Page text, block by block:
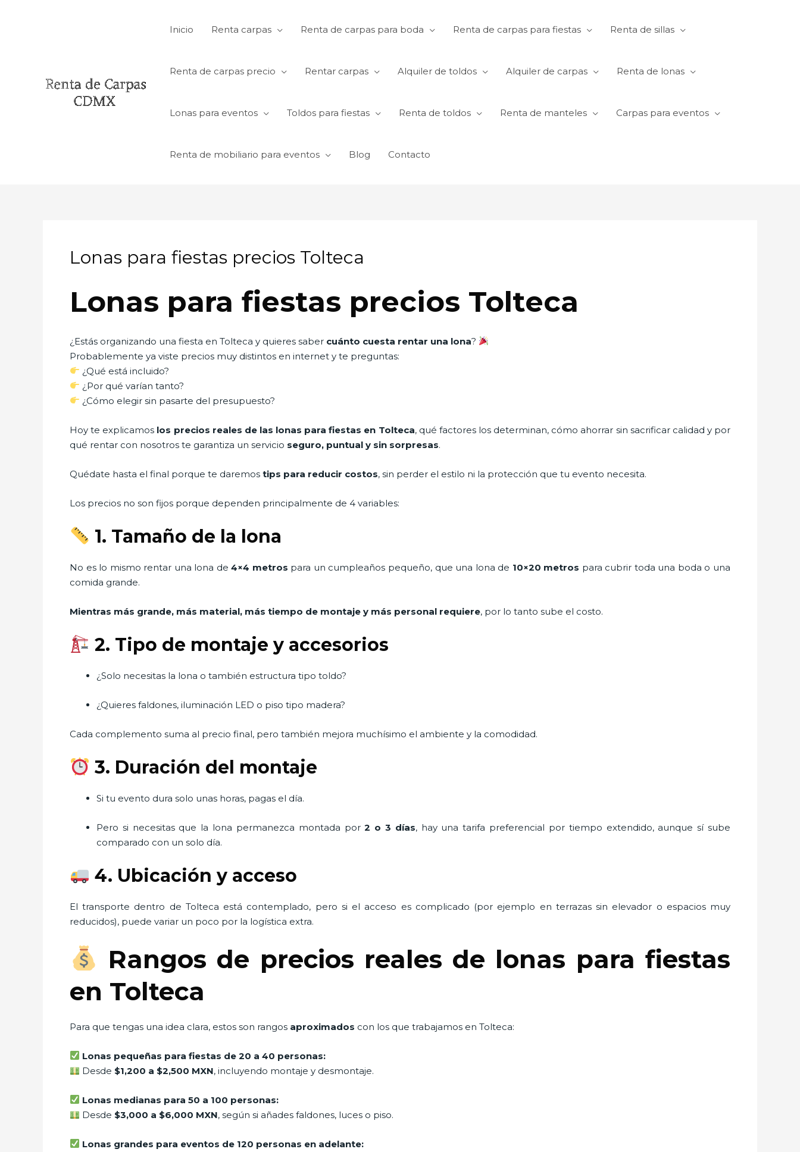
Inicio Renta carpas Renta de carpas para boda Renta de carpas para fiestas Renta de sillas
Renta de carpas precio Rentar carpas Alquiler de toldos Alquiler de carpas Renta de lonas
Lonas para eventos Toldos para fiestas Renta de toldos Renta de manteles Carpas para eventos
Renta de mobiliario para eventos Blog Contacto
Lonas para fiestas precios Tolteca
Lonas para fiestas precios Tolteca
¿Estás organizando una fiesta en Tolteca y quieres saber cuánto cuesta rentar una lona?
Probablemente ya viste precios muy distintos en internet y te preguntas:
¿Qué está incluido?
¿Por qué varían tanto?
¿Cómo elegir sin pasarte del presupuesto?
Hoy te explicamos los precios reales de las lonas para fiestas en Tolteca, qué factores los determinan, cómo ahorrar sin sacrificar calidad y por
qué rentar con nosotros te garantiza un servicio seguro, puntual y sin sorpresas.
Quédate hasta el final porque te daremos tips para reducir costos, sin perder el estilo ni la protección que tu evento necesita.
Los precios no son fijos porque dependen principalmente de 4 variables:
1. Tamaño de la lona
No es lo mismo rentar una lona de4×4 metros para un cumpleaños pequeño, que una lona de 10×20 metros para cubrir toda una boda o una
comida grande.
Mientras más grande, más material, más tiempo de montaje y más personal requiere, por lo tanto sube el costo.
2. Tipo de montaje y accesorios
¿Solo necesitas la lona o también estructura tipo toldo?
¿Quieres faldones, iluminación LED o piso tipo madera?
Cada complemento suma al precio final, pero también mejora muchísimo el ambiente y la comodidad.
3. Duración del montaje
Si tu evento dura solo unas horas, pagas el día.
Pero si necesitas que la lona permanezca montada por2 o 3 días, hay una tarifa preferencial por tiempo extendido, aunque sí sube
comparado con un solo día.
4. Ubicación y acceso
El transporte dentro de Tolteca está contemplado, pero si el acceso es complicado (por ejemplo en terrazas sin elevador o espacios muy
reducidos), puede variar un poco por la logística extra.
Rangos de precios reales de lonas para fiestas
en Tolteca
Para que tengas una idea clara, estos son rangos aproximados con los que trabajamos en Tolteca:
Lonas pequeñas para fiestas de 20 a 40 personas:
Desde $1,200 a $2,500 MXN, incluyendo montaje y desmontaje.
Lonas medianas para 50 a 100 personas:
Desde $3,000 a $6,000 MXN, según si añades faldones, luces o piso.
Lonas grandes para eventos de 120 personas en adelante: